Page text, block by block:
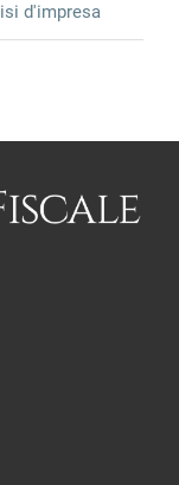
d'impresa